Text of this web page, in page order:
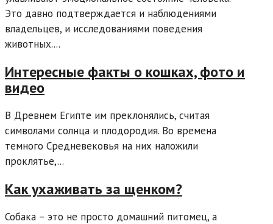
Это давно подтверждается и наблюдениями
владельцев, и исследованиями поведения
животных....
Интересные факты о кошках, фото и
видео
В Древнем Египте им преклонялись, считая
символами солнца и плодородия. Во времена
темного Средневековья на них наложили
проклятье,...
Как ухаживать за щенком?
Собака – это не просто домашний питомец, а